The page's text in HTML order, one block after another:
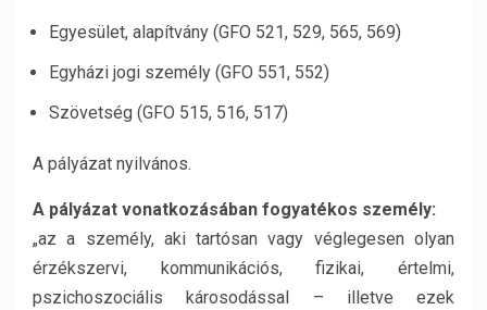
Egyesület, alapítvány (GFO 521, 529, 565, 569)
Egyházi jogi személy (GFO 551, 552)
Szövetség (GFO 515, 516, 517)
A pályázat nyilvános.
A pályázat vonatkozásában fogyatékos személy:
„az a személy, aki tartósan vagy véglegesen olyan
érzékszervi, kommunikációs, fizikai, értelmi,
pszichoszociális károsodással – illetve ezek